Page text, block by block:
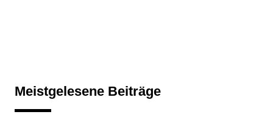
Meistgelesene Beiträge